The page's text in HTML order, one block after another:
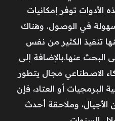
توفر إمكانيات
في الوصول. وهناك
تنفيذ الكثير من نفس
البحث عنها.بالإضافة إلى
الاصطناعي مجال يتطور
البرمجيات أو العتاد، فإن
وملاحقة أحدث